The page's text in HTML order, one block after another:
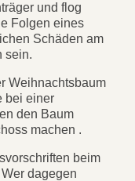
und flog
Folgen eines
Schäden am
sein.
Weihnachtsbaum
bei einer
den Baum
machen .
beim
dagegen